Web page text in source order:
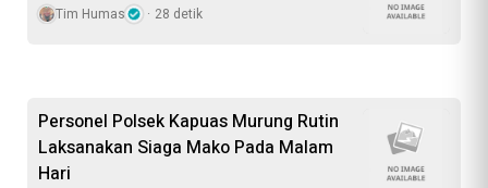
Tim Humas 28 detik
Personel Polsek Kapuas Murung Rutin
Laksanakan Siaga Mako Pada Malam
Hari